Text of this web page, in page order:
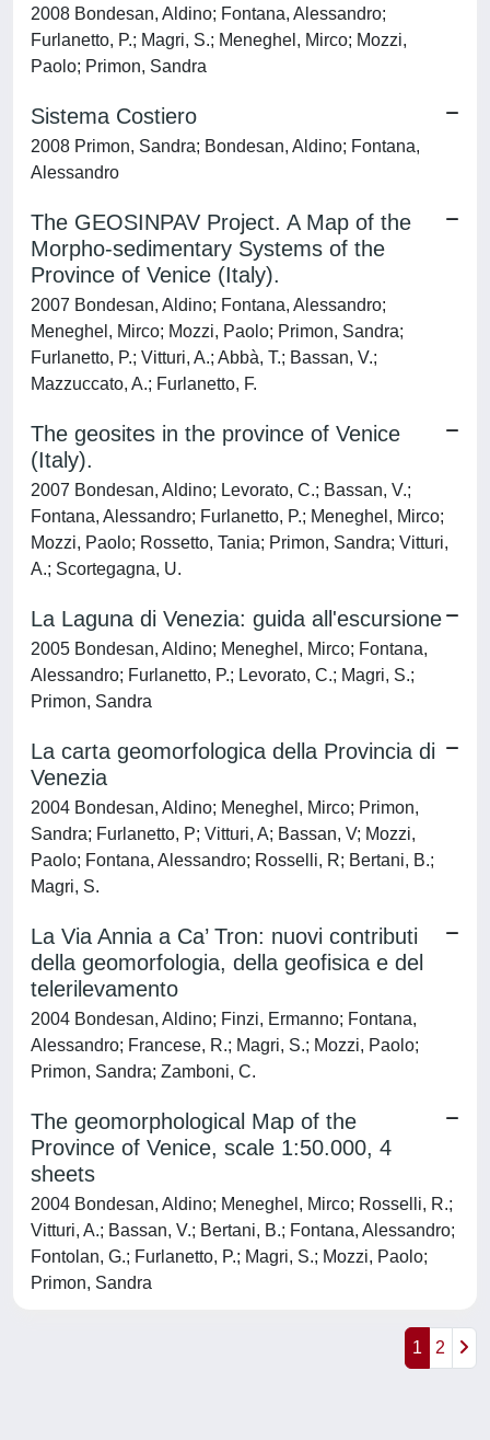
2008 Bondesan, Aldino; Fontana, Alessandro;
Furlanetto, P.; Magri, S.; Meneghel, Mirco; Mozzi,
Paolo; Primon, Sandra
Sistema Costiero
2008 Primon, Sandra; Bondesan, Aldino; Fontana,
Alessandro
The GEOSINPAV Project. A Map of the
Morpho-sedimentary Systems of the
Province of Venice (Italy).
2007 Bondesan, Aldino; Fontana, Alessandro;
Meneghel, Mirco; Mozzi, Paolo; Primon, Sandra;
Furlanetto, P.; Vitturi, A.; Abbà, T.; Bassan, V.;
Mazzuccato, A.; Furlanetto, F.
The geosites in the province of Venice
(Italy).
2007 Bondesan, Aldino; Levorato, C.; Bassan, V.;
Fontana, Alessandro; Furlanetto, P.; Meneghel, Mirco;
Mozzi, Paolo; Rossetto, Tania; Primon, Sandra; Vitturi,
A.; Scortegagna, U.
La Laguna di Venezia: guida all'escursione
2005 Bondesan, Aldino; Meneghel, Mirco; Fontana,
Alessandro; Furlanetto, P.; Levorato, C.; Magri, S.;
Primon, Sandra
La carta geomorfologica della Provincia di
Venezia
2004 Bondesan, Aldino; Meneghel, Mirco; Primon,
Sandra; Furlanetto, P; Vitturi, A; Bassan, V; Mozzi,
Paolo; Fontana, Alessandro; Rosselli, R; Bertani, B.;
Magri, S.
La Via Annia a Ca’ Tron: nuovi contributi
della geomorfologia, della geofisica e del
telerilevamento
2004 Bondesan, Aldino; Finzi, Ermanno; Fontana,
Alessandro; Francese, R.; Magri, S.; Mozzi, Paolo;
Primon, Sandra; Zamboni, C.
The geomorphological Map of the
Province of Venice, scale 1:50.000, 4
sheets
2004 Bondesan, Aldino; Meneghel, Mirco; Rosselli, R.;
Vitturi, A.; Bassan, V.; Bertani, B.; Fontana, Alessandro;
Fontolan, G.; Furlanetto, P.; Magri, S.; Mozzi, Paolo;
Primon, Sandra
1 2